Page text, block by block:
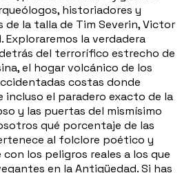
historiadores y
de la talla de Tim Severin, Victor
Exploraremos la verdadera
del terrorífico estrecho de
el hogar volcánico de los
costas donde
incluso el paradero exacto de la
y las puertas del mismísimo
qué porcentaje de las
al folclore poético y
los peligros reales a los que
en la Antigüedad. Si has